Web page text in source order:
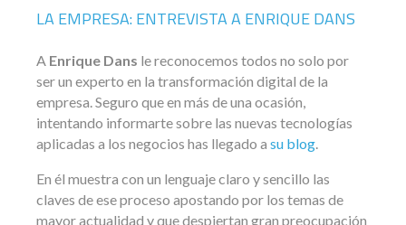
LA EMPRESA: ENTREVISTA A ENRIQUE DANS
A Enrique Dans le reconocemos todos no solo por
ser un experto en la transformación digital de la
empresa. Seguro que en más de una ocasión,
intentando informarte sobre las nuevas tecnologías
aplicadas a los negocios has llegado a su blog.
En él muestra con un lenguaje claro y sencillo las
claves de ese proceso apostando por los temas de
mayor actualidad y que despiertan gran preocupación